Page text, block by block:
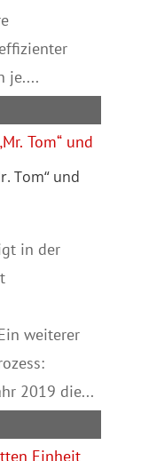
je....
Tom“ und
in der
weiterer
2019 die...